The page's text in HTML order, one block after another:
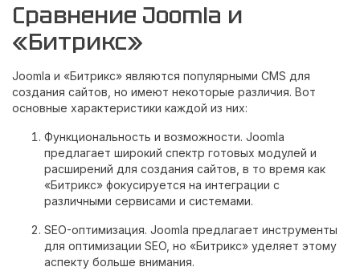
Сравнение Joomla и
«Битрикс»
Joomla и «Битрикс» являются популярными CMS для
создания сайтов, но имеют некоторые различия. Вот
основные характеристики каждой из них:
Функциональность и возможности. Joomla
предлагает широкий спектр готовых модулей и
расширений для создания сайтов, в то время как
«Битрикс» фокусируется на интеграции с
различными сервисами и системами.
SEO-оптимизация. Joomla предлагает инструменты
для оптимизации SEO, но «Битрикс» уделяет этому
аспекту больше внимания.